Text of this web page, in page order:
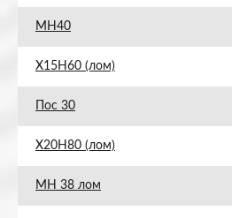
МН40
Х15Н60 (лом)
Пос 30
Х20Н80 (лом)
МН 38 лом